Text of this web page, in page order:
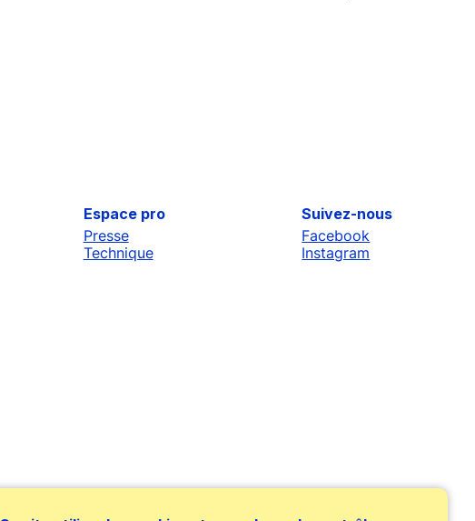
Espace pro
Presse
Technique
Suivez-nous
Facebook
Instagram